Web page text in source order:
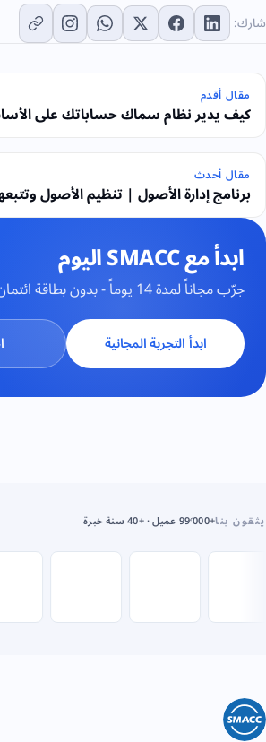
شارك:
مقال أقدم
كيف يدير نظام سماك حساباتك على
مقال أحدث
برنامج إدارة الأصول | تنظيم الأصول
ابدأ مع SMACC اليوم
جرّب مجاناً لمدة 14 يوماً - بدون بطاقة ائتمان وبدون التزام.
ابدأ التجربة المجانية
يثقون بنا+99٬000 عميل · +40 سنة خبرة